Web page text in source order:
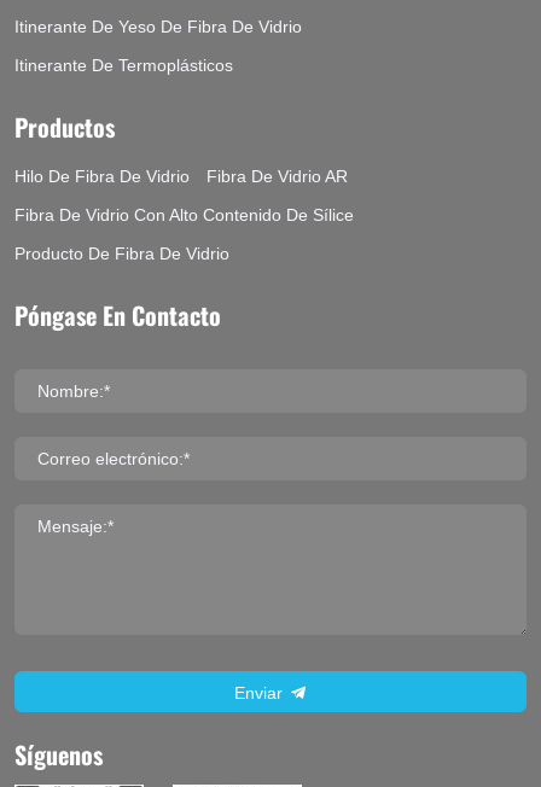
Itinerante De Yeso De Fibra De Vidrio
Itinerante De Termoplásticos
Productos
Hilo De Fibra De Vidrio
Fibra De Vidrio AR
Fibra De Vidrio Con Alto Contenido De Sílice
Producto De Fibra De Vidrio
Póngase En Contacto
Nombre:*
Correo electrónico:*
Mensaje:*
Enviar
Síguenos